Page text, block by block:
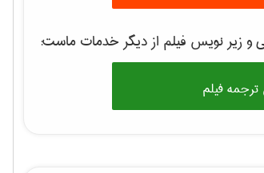
و زیر نویس فیلم از دیگر خدمات ماست:
فیلم